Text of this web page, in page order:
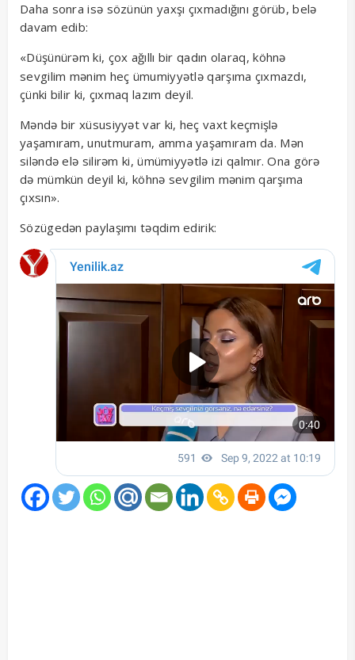
Daha sonra isə sözünün yaxşı çıxmadığını görüb, belə
davam edib:
«Düşünürəm ki, çox ağıllı bir qadın olaraq, köhnə
sevgilim mənim heç ümumiyyətlə qarşıma çıxmazdı,
çünki bilir ki, çıxmaq lazım deyil.
Məndə bir xüsusiyyət var ki, heç vaxt keçmişlə
yaşamıram, unutmuram, amma yaşamıram da. Mən
siləndə elə silirəm ki, ümümiyyətlə izi qalmır. Ona görə
də mümkün deyil ki, köhnə sevgilim mənim qarşıma
çıxsın».
Sözügedən paylaşımı təqdim edirik: